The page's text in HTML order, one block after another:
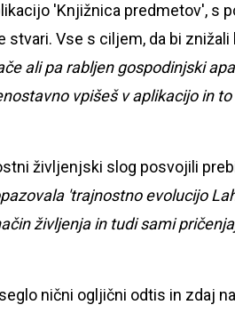
'Knjižnica predmetov', s
stvari. Vse s ciljem, da bi
ali pa rabljen gospodinjski
vpišeš v aplikacijo in
življenjski slog posvojili
'trajnostno evolucijo
življenja in tudi sami
nični ogljični odtis in zdaj